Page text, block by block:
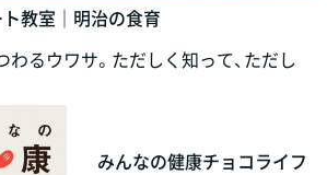
教室｜明治の食育
るウワサ。ただしく知って、ただし
みんなの健康チョコライフ